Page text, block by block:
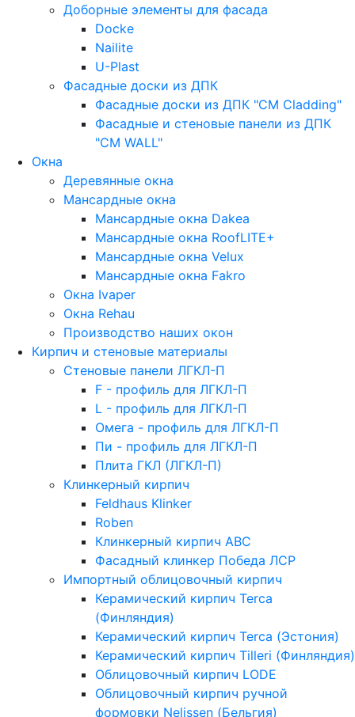
Доборные элементы для фасада
Docke
Nailite
U-Plast
Фасадные доски из ДПК
Фасадные доски из ДПК "CM Cladding"
Фасадные и стеновые панели из ДПК
"CM WALL"
Окна
Деревянные окна
Мансардные окна
Мансардные окна Dakea
Мансардные окна RoofLITE+
Мансардные окна Velux
Мансардные окна Fakro
Окна Ivaper
Окна Rehau
Производство наших окон
Кирпич и стеновые материалы
Стеновые панели ЛГКЛ-П
F - профиль для ЛГКЛ-П
L - профиль для ЛГКЛ-П
Омега - профиль для ЛГКЛ-П
Пи - профиль для ЛГКЛ-П
Плита ГКЛ (ЛГКЛ-П)
Клинкерный кирпич
Feldhaus Klinker
Roben
Клинкерный кирпич ABC
Фасадный клинкер Победа ЛСР
Импортный облицовочный кирпич
Керамический кирпич Terca
(Финляндия)
Керамический кирпич Terca (Эстония)
Керамический кирпич Tilleri (Финляндия)
Облицовочный кирпич LODE
Облицовочный кирпич ручной
формовки Nelissen (Бельгия)